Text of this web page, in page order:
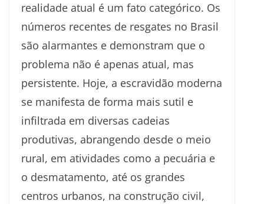
realidade atual é um fato categórico. Os
números recentes de resgates no Brasil
são alarmantes e demonstram que o
problema não é apenas atual, mas
persistente. Hoje, a escravidão moderna
se manifesta de forma mais sutil e
infiltrada em diversas cadeias
produtivas, abrangendo desde o meio
rural, em atividades como a pecuária e
o desmatamento, até os grandes
centros urbanos, na construção civil,